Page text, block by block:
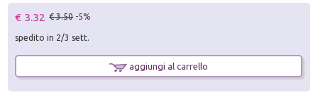
€ 3.32 € 3.50 -5%
spedito in 2/3 sett.
aggiungi al carrello